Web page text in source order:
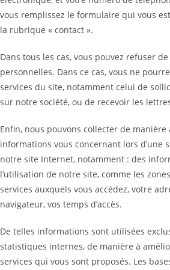
vous remplissez le formulaire qui vous
la rubrique « contact ».
Dans tous les cas, vous pouvez refuser
personnelles. Dans ce cas, vous ne
services du site, notamment celui de
sur notre société, ou de recevoir les
Enfin, nous pouvons collecter de
informations vous concernant lors d’une
notre site Internet, notamment : des
l’utilisation de notre site, comme les
services auxquels vous accédez, votre
navigateur, vos temps d’accès.
De telles informations sont utilisées
statistiques internes, de manière à
services qui vous sont proposés. Les